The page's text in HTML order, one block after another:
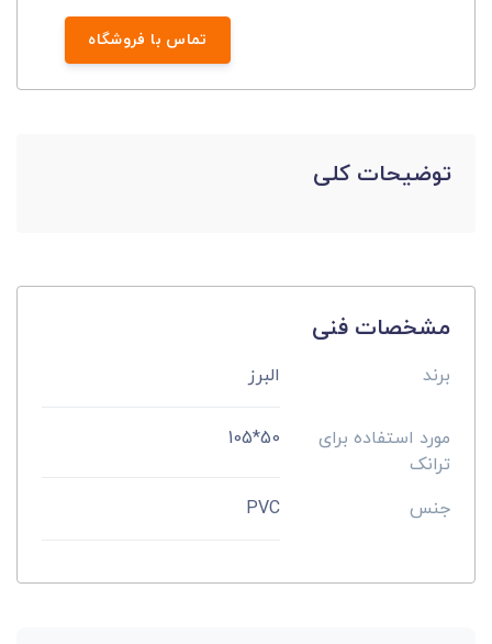
تماس با فروشگاه
توضیحات کلی
مشخصات فنی
برند البرز
مورد استفاده برای
ترانک
50*105
جنس PVC